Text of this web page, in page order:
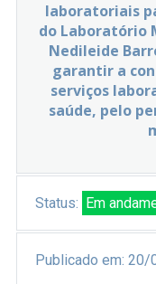
laboratoriais
do Laboratório
Nedileide
garantir a
serviços
saúde, pelo
Status: Em
Publicado em: 20/